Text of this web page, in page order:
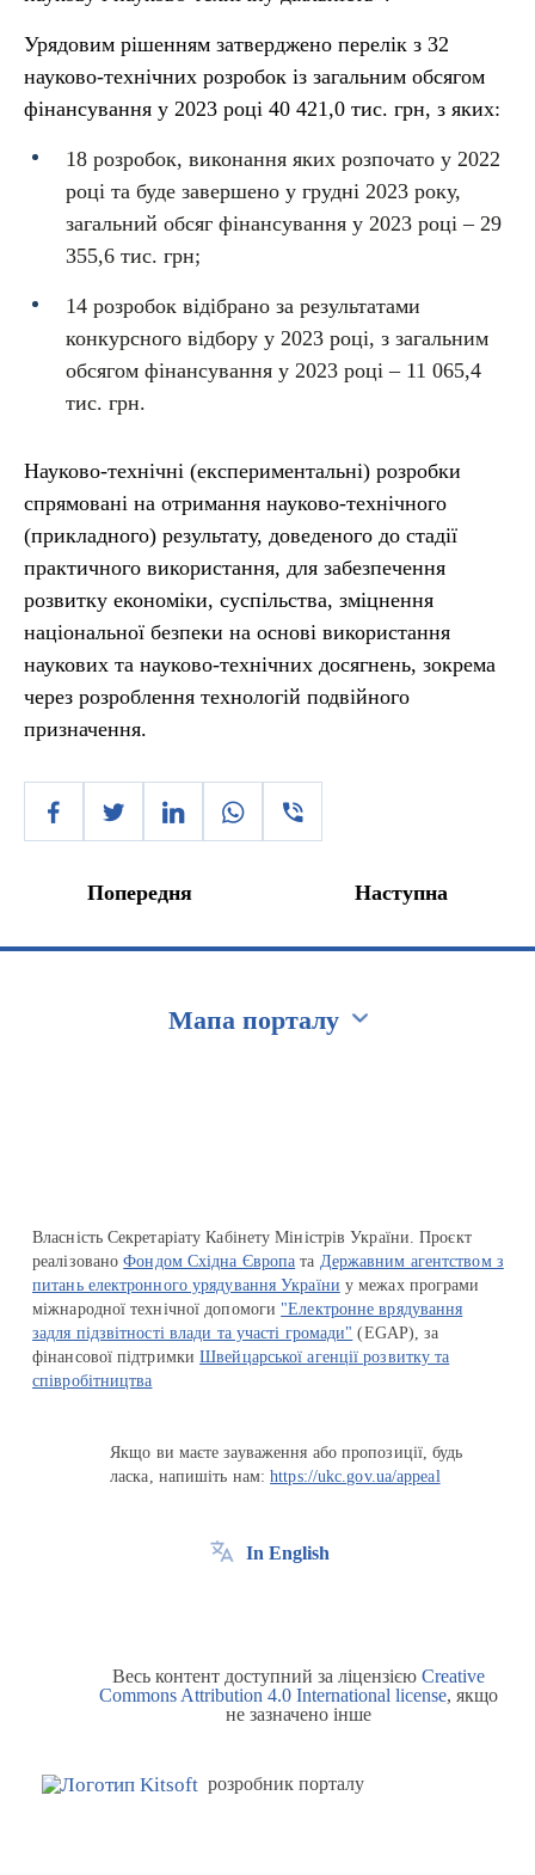
Урядовим рішенням затверджено перелік з 32
науково-технічних розробок із загальним обсягом
фінансування у 2023 році 40 421,0 тис. грн, з яких:
18 розробок, виконання яких розпочато у 2022
році та буде завершено у грудні 2023 року,
загальний обсяг фінансування у 2023 році – 29
355,6 тис. грн;
14 розробок відібрано за результатами
конкурсного відбору у 2023 році, з загальним
обсягом фінансування у 2023 році – 11 065,4
тис. грн.
Науково-технічні (експериментальні) розробки
спрямовані на отримання науково-технічного
(прикладного) результату, доведеного до стадії
практичного використання, для забезпечення
розвитку економіки, суспільства, зміцнення
національної безпеки на основі використання
наукових та науково-технічних досягнень, зокрема
через розроблення технологій подвійного
призначення.
Попередня Наступна
Мапа порталу
Власність Секретаріату Кабінету Міністрів України. Проєкт
реалізованоФондом Східна Європа та Державним агентством з
питань електронного урядування України у межах програми
міжнародної технічної допомоги "Електронне врядування
задля підзвітності влади та участі громади" (EGAP), за
фінансової підтримкиШвейцарської агенції розвитку та
співробітництва
Якщо ви маєте зауваження або пропозиції, будь
ласка, напишіть нам:https://ukc.gov.ua/appeal
In English
Весь контент доступний за ліцензією Creative
Commons Attribution 4.0 International license, якщо
не зазначено інше
розробник порталу